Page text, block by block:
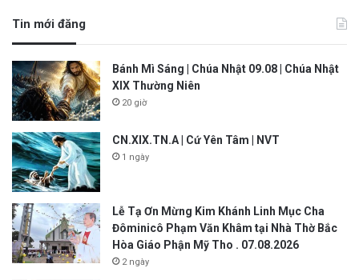
Tin mới đăng
Bánh Mì Sáng | Chúa Nhật 09.08 | Chúa Nhật
XIX Thường Niên
20 giờ
CN.XIX.TN.A | Cứ Yên Tâm | NVT
1 ngày
Lễ Tạ Ơn Mừng Kim Khánh Linh Mục Cha
Đôminicô Phạm Văn Khâm tại Nhà Thờ Bắc
Hòa Giáo Phận Mỹ Tho . 07.08.2026
2 ngày